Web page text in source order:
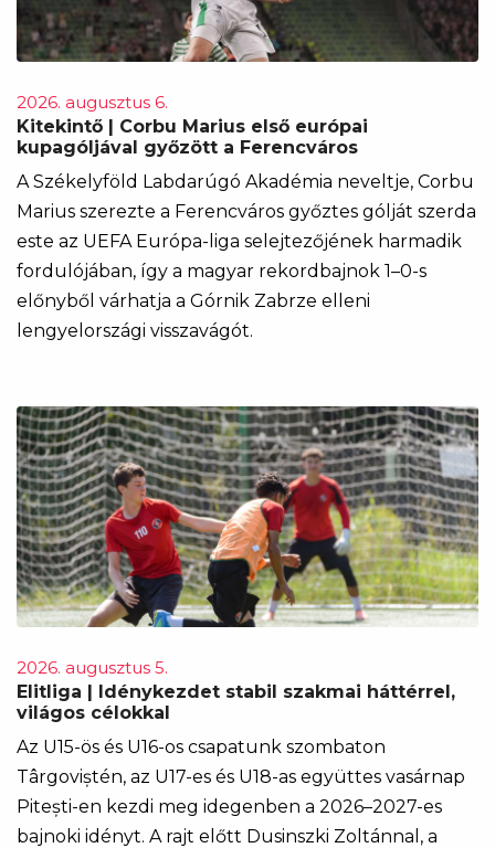
2026. augusztus 6.
Kitekintő | Corbu Marius első európai
kupagóljával győzött a Ferencváros
A Székelyföld Labdarúgó Akadémia neveltje, Corbu
Marius szerezte a Ferencváros győztes gólját szerda
este az UEFA Európa-liga selejtezőjének harmadik
fordulójában, így a magyar rekordbajnok 1–0-s
előnyből várhatja a Górnik Zabrze elleni
lengyelországi visszavágót.
2026. augusztus 5.
Elitliga | Idénykezdet stabil szakmai háttérrel,
világos célokkal
Az U15-ös és U16-os csapatunk szombaton
Târgoviștén, az U17-es és U18-as együttes vasárnap
Pitești-en kezdi meg idegenben a 2026–2027-es
bajnoki idényt. A rajt előtt Dusinszki Zoltánnal, a